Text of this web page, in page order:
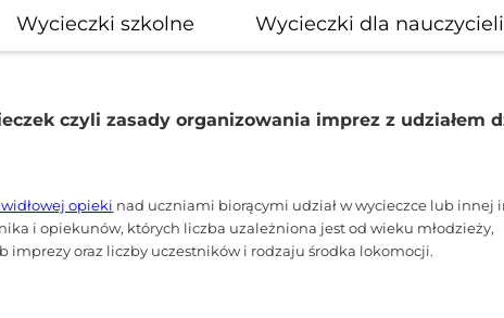
Wycieczki szkolne Wycieczki dla nauczycieli
czyli zasady organizowania imprez z udziałem
opieki nad uczniami biorącymi udział w wycieczce lub innej
i opiekunów, których liczba uzależniona jest od wieku młodzieży,
imprezy oraz liczby uczestników i rodzaju środka lokomocji.